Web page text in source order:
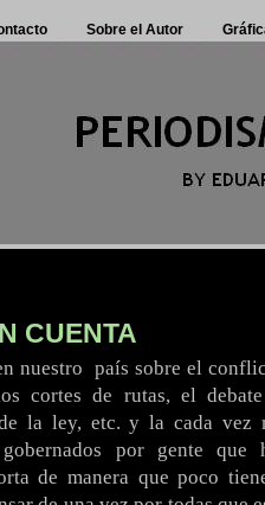
Sobre el Autor
CUENTA
nuestro país sobre el
cortes de rutas, el
la ley, etc. y la cada vez
por gente que
de manera que poco